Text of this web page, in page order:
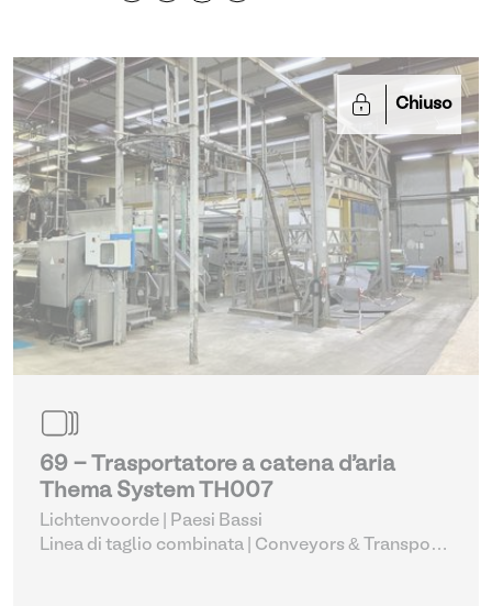
Chiuso
69 - Trasportatore a catena d'aria
Thema System TH007
Lichtenvoorde | Paesi Bassi
Linea di taglio combinata